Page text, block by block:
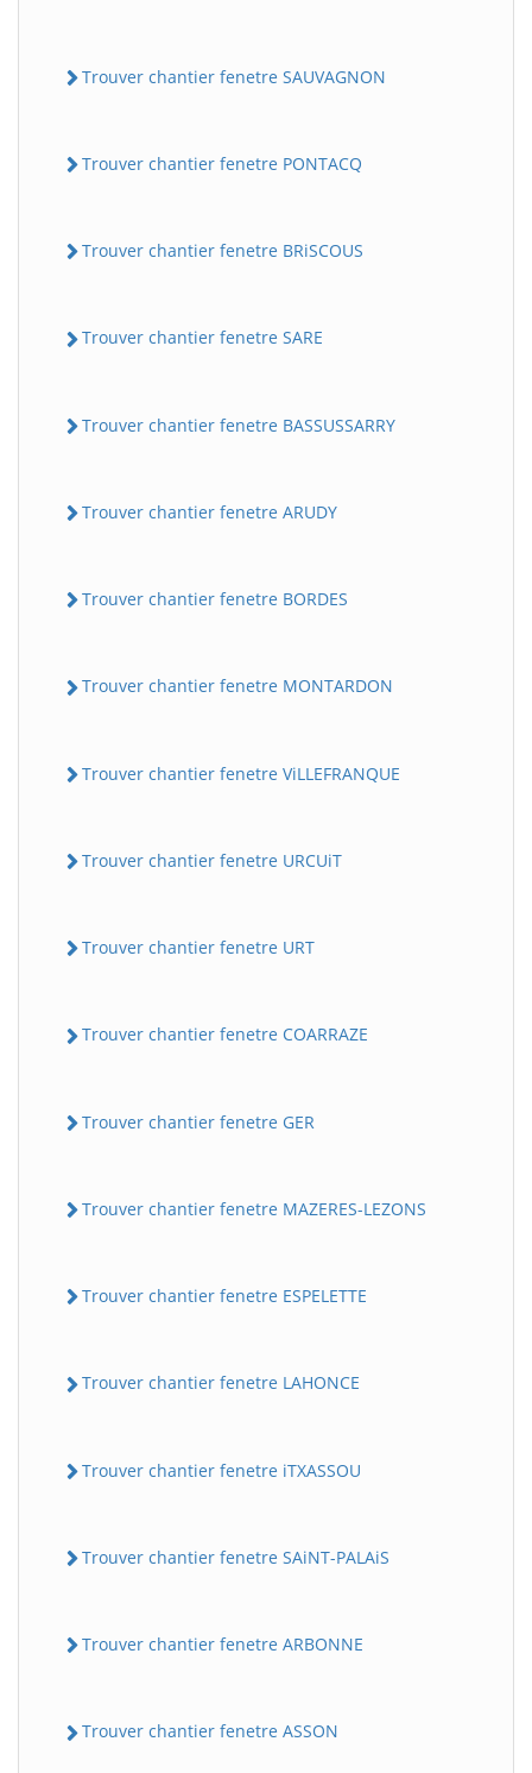
Trouver chantier fenetre SAUVAGNON
Trouver chantier fenetre PONTACQ
Trouver chantier fenetre BRiSCOUS
Trouver chantier fenetre SARE
Trouver chantier fenetre BASSUSSARRY
Trouver chantier fenetre ARUDY
Trouver chantier fenetre BORDES
Trouver chantier fenetre MONTARDON
Trouver chantier fenetre ViLLEFRANQUE
Trouver chantier fenetre URCUiT
Trouver chantier fenetre URT
Trouver chantier fenetre COARRAZE
Trouver chantier fenetre GER
Trouver chantier fenetre MAZERES-LEZONS
Trouver chantier fenetre ESPELETTE
Trouver chantier fenetre LAHONCE
Trouver chantier fenetre iTXASSOU
Trouver chantier fenetre SAiNT-PALAiS
Trouver chantier fenetre ARBONNE
Trouver chantier fenetre ASSON